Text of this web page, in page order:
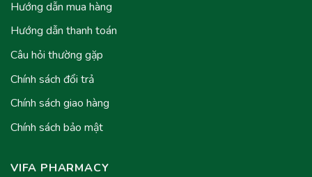
Hướng dẫn mua hàng
Hướng dẫn thanh toán
Câu hỏi thường gặp
Chính sách đổi trả
Chính sách giao hàng
Chính sách bảo mật
VIFA PHARMACY